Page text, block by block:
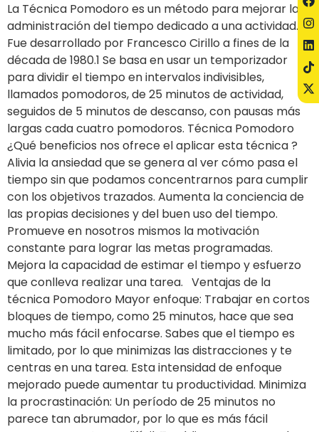
La Técnica Pomodoro es un método para mejorar la
administración del tiempo dedicado a una actividad.
Fue desarrollado por Francesco Cirillo a fines de la
década de 1980.1 Se basa en usar un temporizador
para dividir el tiempo en intervalos indivisibles,
llamados pomodoros, de 25 minutos de actividad,
seguidos de 5 minutos de descanso, con pausas más
largas cada cuatro pomodoros⁣. Técnica Pomodoro
¿Qué beneficios nos ofrece el aplicar esta técnica ?⁣
Alivia la ansiedad que se genera al ver cómo pasa el
tiempo sin que podamos concentrarnos para cumplir
con los objetivos trazados.⁣ Aumenta la conciencia de
las propias decisiones y del buen uso del tiempo.⁣
Promueve en nosotros mismos la motivación
constante para lograr las metas programadas.⁣
Mejora la capacidad de estimar el tiempo y esfuerzo
que conlleva realizar una tarea.⁣ Ventajas de la
técnica Pomodoro Mayor enfoque: Trabajar en cortos
bloques de tiempo, como 25 minutos, hace que sea
mucho más fácil enfocarse. Sabes que el tiempo es
limitado, por lo que minimizas las distracciones y te
centras en una tarea. Esta intensidad de enfoque
mejorado puede aumentar tu productividad. Minimiza
la procrastinación: Un período de 25 minutos no
parece tan abrumador, por lo que es más fácil